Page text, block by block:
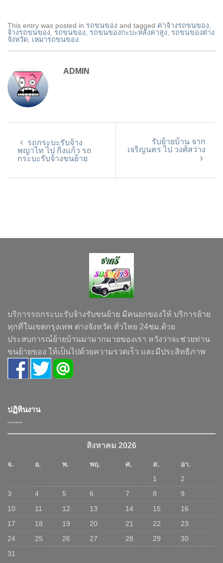
This entry was posted in รถขนของ and tagged ค่าจ้างรถขนของ,
จ้างรถขนของ, รถขนของ, รถขนของกะบะหลังคาสูง, รถขนของต่าง
จังหวัด, เหมารถขนของ.
ADMIN
รถกระบะรับจ้าง
พญาไท ไป กิ่งแก้ว รถ
กระบะรับจ้างขนย้าย
รับย้ายบ้าน จาก
เจริญนคร ไป วงศ์สว่าง
บริการรถกระบะรับจ้างรับขนย้าย มีคนยกของให้ บริการย้าย
ทุกที่ในเขตกรุงเทพ ต่างจังหวัด ทั่วไทย 24ชม.ด้วย
ประสบการณ์ย้ายบ้านมามากมายของเรา หวังว่าจะช่วยท่าน
ขนย้ายของ ให้เป็นไปด้วยความรวดเร็ว และมีประสิทธิภาพ
ปฏิทินงาน
สิงหาคม 2026
จ. อ. พ. พฤ. ศ. ส.
อา.
1
2
3
4 5 6 7 8
9
10
11 12 13 14 15
16
17
18 19 20 21 22
23
24
25 26 27 28 29
30
31